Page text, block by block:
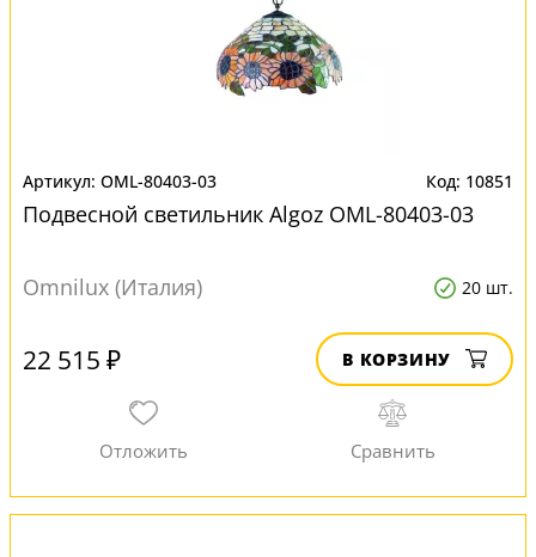
OML-80403-03 10851
Подвесной светильник Algoz OML-80403-03
Omnilux (Италия) 20 шт.
22 515 ₽ В КОРЗИНУ